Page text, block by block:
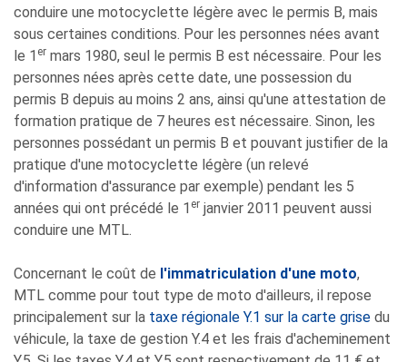
conduire une motocyclette légère avec le permis B, mais
sous certaines conditions. Pour les personnes nées avant
le 1 er mars 1980, seul le permis B est nécessaire. Pour les
personnes nées après cette date, une possession du
permis B depuis au moins 2 ans, ainsi qu'une attestation de
formation pratique de 7 heures est nécessaire. Sinon, les
personnes possédant un permis B et pouvant justifier de la
pratique d'une motocyclette légère (un relevé
d'information d'assurance par exemple) pendant les 5
années qui ont précédé le 1 er janvier 2011 peuvent aussi
conduire une MTL.
Concernant le coût de l'immatriculation d'une moto,
MTL comme pour tout type de moto d'ailleurs, il repose
principalement sur la taxe régionale Y.1 sur la carte grise du
véhicule, la taxe de gestion Y.4 et les frais d'acheminement